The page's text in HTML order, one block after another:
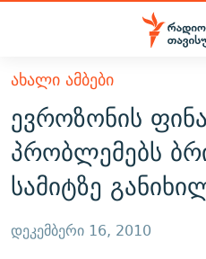
Accessibility
მთავარ
შინაარსზე
დაბრუნება
მთავარ
ნავიგაციაზე
დაბრუნება
ძიებაზე
ᲐᲮᲐᲚᲘ ᲐᲛᲑᲔᲑᲘ
ᲗᲔᲛᲔᲑᲘ
ᲞᲝᲚᲘᲢᲘᲙᲐ
ᲔᲙᲝᲜᲝᲛᲘᲙᲐ
ᲡᲐᲖᲝᲒᲐᲓᲝᲔᲑᲐ
ᲕᲘᲓᲔᲝ
ᲑᲚᲝᲒᲔᲑᲘ
ᲞᲝᲓᲙᲐᲡᲢᲔᲑᲘ
ᲐᲮᲐᲚᲘ ᲐᲛᲑᲔᲑᲘ
ევროზონის
პრობლემებს
სამიტზე
დეკემბერი 16, 2010